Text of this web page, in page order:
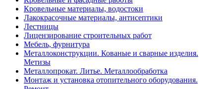
Кровельные материалы, водостоки
Лакокрасочные материалы, антисептики
Лестницы
Лицензирование строительных работ
Мебель, фурнитура
Металлоконструкции. Кованые и сварные изделия.
Метизы
Металлопрокат. Литье. Металлообработка
Монтаж и установка отопительного оборудования.